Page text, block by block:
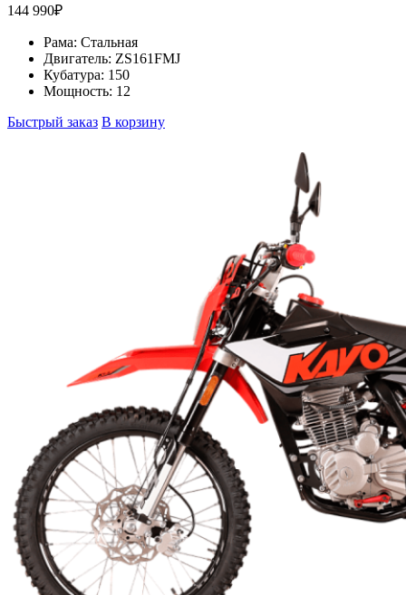
144 990₽
Рама: Стальная
Двигатель: ZS161FMJ
Кубатура: 150
Мощность: 12
Быстрый заказ В корзину